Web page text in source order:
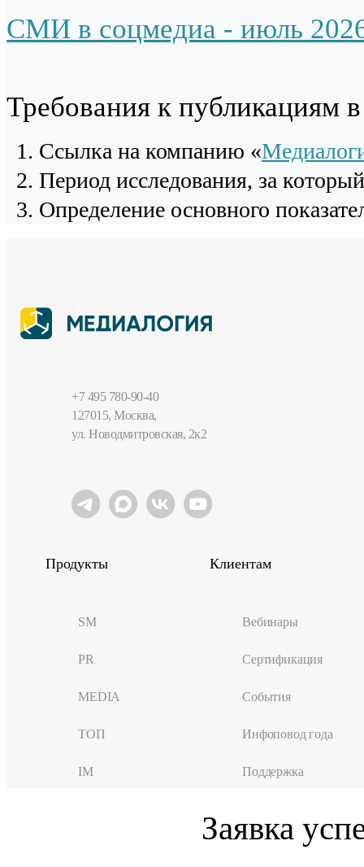
СМИ в соцмедиа - июль
Требования к публикациям
Cсылка на компанию «
Период исследования, за
Определение основного
+7 495 780-90-40
127015, Москва,
ул. Новодмитровская, 2к2
Продукты
SM
PR
MEDIA
ТОП
IM
Клиентам
Вебинары
Сертификация
События
Инфоповод года
Поддержка
Заявка